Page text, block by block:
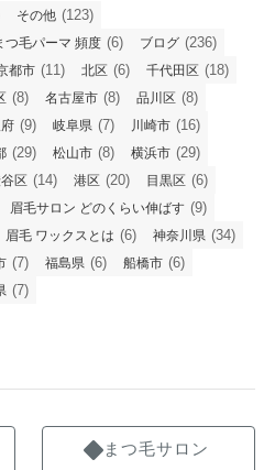
その他 (123)
つ毛パーマ 頻度 (6) ブログ (236)
都市 (11) 北区 (6) 千代田区 (18)
(8) 名古屋市 (8) 品川区 (8)
(9) 岐阜県 (7) 川崎市 (16)
(29) 松山市 (8) 横浜市 (29)
区 (14) 港区 (20) 目黒区 (6)
眉毛サロン どのくらい伸ばす (9)
眉毛 ワックスとは (6) 神奈川県 (34)
(7) 福島県 (6) 船橋市 (6)
(7)
まつ毛サロン